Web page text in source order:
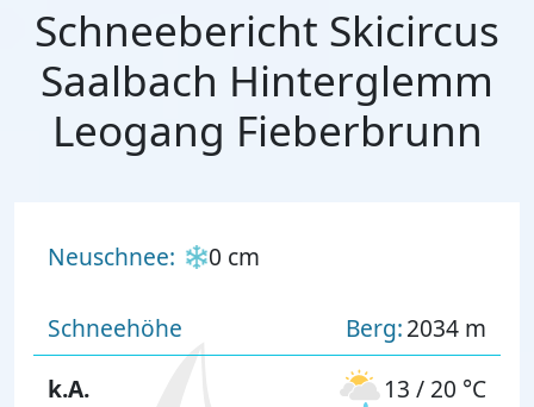
Schneebericht Skicircus
Saalbach Hinterglemm
Leogang Fieberbrunn
Neuschnee: 0 cm
Schneehöhe Berg:2034 m
k.A.
13 / 20 °C